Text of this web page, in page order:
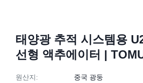
태양광 추적 시스템용
선형 액추에이터 |
원산지: 중국 광둥